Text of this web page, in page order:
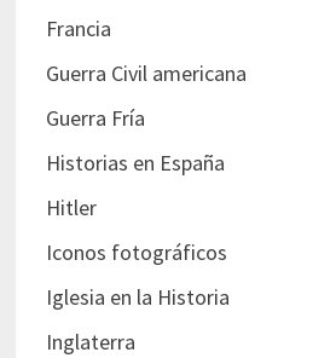
Francia
Guerra Civil americana
Guerra Fría
Historias en España
Hitler
Iconos fotográficos
Iglesia en la Historia
Inglaterra